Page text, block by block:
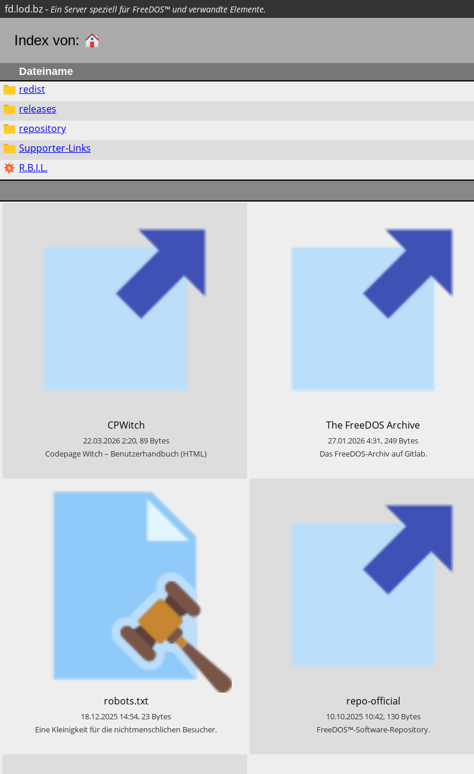
fd.lod.bz- Ein Server speziell für FreeDOS™ und verwandte Elemente.
Index von:
Dateiname
redist
releases
repository
Supporter-Links
R.B.I.L.
​CPWitch
22.03.20262:20,89 Bytes
​Codepage Witch – Benutzerhandbuch (HTML)
​The FreeDOS Archive
27.01.20264:31,249 Bytes
​Das FreeDOS-Archiv auf Gitlab.
​robots.txt
18.12.2025 14:54,23 Bytes
​Eine Kleinigkeit für die nichtmenschlichen Besucher.
​repo-official
10.10.2025 10:42, 130 Bytes
​FreeDOS™-Software-Repository.